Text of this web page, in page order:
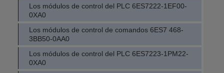
Los módulos de control del PLC 6ES7222-1EF00-
0XA0
Los módulos de control de comandos 6ES7 468-
3BB50-0AA0
Los módulos de control del PLC 6ES7223-1PM22-
0XA0